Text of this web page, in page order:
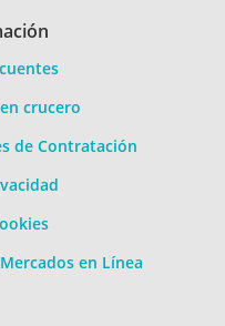
crucero
de Contratación
en Línea